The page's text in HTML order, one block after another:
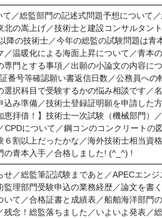
／総監部門の記述式問題予想について
の嵩上げ／技術士と建設コンサルタン
降の技術士／今年の総監の試験問題は青
温暖化による海面上昇について／青本
門とする事項／出願の小論文の内容に
番号等確認願い書返信日数／公務員へ
択科目で受験するかの悩み相談です／
み準備／技術士登録証明願を申請した
拝借！】技術士一次試験（機械部門）
CPDについて／鋼コンのコンクリート
割以上だったかな／海外技術士相当資
の青本入手／合格しました! (^_^) !
／総監筆記試験まであと／APECエン
理部門受験申込の業務経歴／論文を書
て／合格証書と成績表／船舶海洋部門
念！総監落ちました／いよいよ発表／